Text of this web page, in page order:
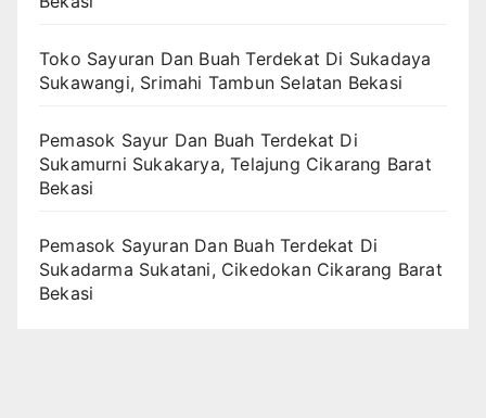
Toko Sayuran Dan Buah Terdekat Di Sukadaya
Sukawangi, Srimahi Tambun Selatan Bekasi
Pemasok Sayur Dan Buah Terdekat Di
Sukamurni Sukakarya, Telajung Cikarang Barat
Bekasi
Pemasok Sayuran Dan Buah Terdekat Di
Sukadarma Sukatani, Cikedokan Cikarang Barat
Bekasi